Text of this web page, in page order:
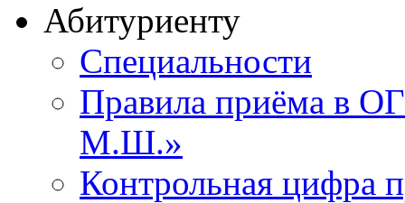
Абитуриенту
Специальности
Правила приёма в
М.Ш.»
Контрольная цифра